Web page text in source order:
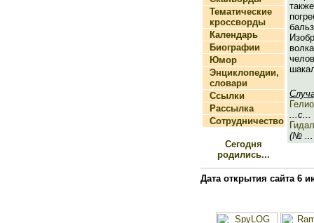
Тематические
кроссворды
Календарь
Биографии
Юмор
Энциклопедии,
словари
Ссылки
Рассылка
Сотрудничество
Сегодня
родились...
...с...
(№ ...
Дата открытия сайта 6